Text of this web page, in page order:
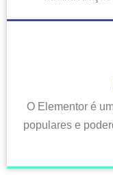
O Elementor é
populares e